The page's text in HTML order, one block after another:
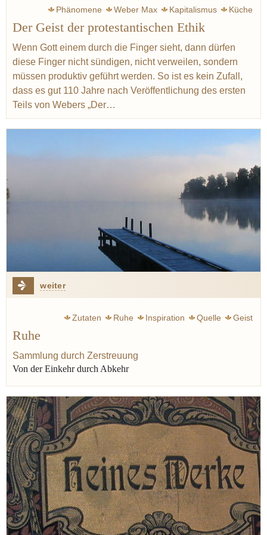
Phänomene Weber Max Kapitalismus
Küche
Kochkunst
Serres Michel Ferran Adria
Redzepi René
Noma
Geist Hand Kunst Kultur
Nova Regio
Der Geist der protestantischen Ethik
Wenn Gott einem durch die Finger sieht, dann dürfen
diese Finger nicht sündigen, nicht verweilen, sondern
müssen produktiv geführt werden. So ist es kein Zufall,
dass es gut 110 Jahre nach Veröffentlichung des ersten
Teils von Webers „Der…
weiter
Zutaten Ruhe Inspiration Quelle Geist
Ruhe
Sammlung durch Zerstreuung
Von der Einkehr durch Abkehr